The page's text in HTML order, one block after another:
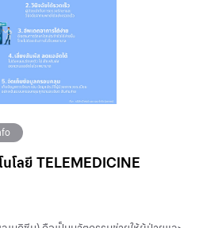
โลยี TELEMEDICINE